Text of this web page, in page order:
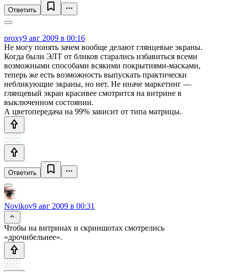
Ответить
proxy9 авг 2009 в 00:16
Не могу понять зачем вообще делают глянцевые экраны.
Когда были ЭЛТ от бликов старались избавиться всеми
возможными способами всякими покрытиями-масками,
теперь же есть возможность выпускать практически
небликующие экраны, но нет. Не иначе маркетинг —
глянцевый экран красивее смотрится на витрине в
выключенном состоянии.
А цветопередача на 99% зависит от типа матрицы.
Ответить
Novikov9 авг 2009 в 00:31
Чтобы на витринах и скриншотах смотрелись
«дрочибельнее».